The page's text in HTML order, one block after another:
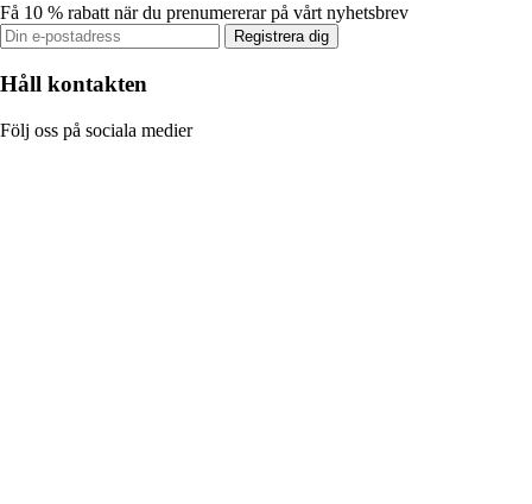
Få 10 % rabatt när du prenumererar på vårt nyhetsbrev
Registrera dig
Håll kontakten
Följ oss på sociala medier